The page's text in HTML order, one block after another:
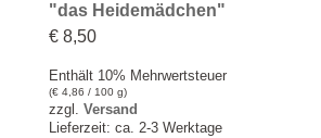
"das Heidemädchen"
€8,50
Enthält 10% Mehrwertsteuer
(€4,86 / 100 g)
zzgl. Versand
Lieferzeit: ca. 2-3 Werktage